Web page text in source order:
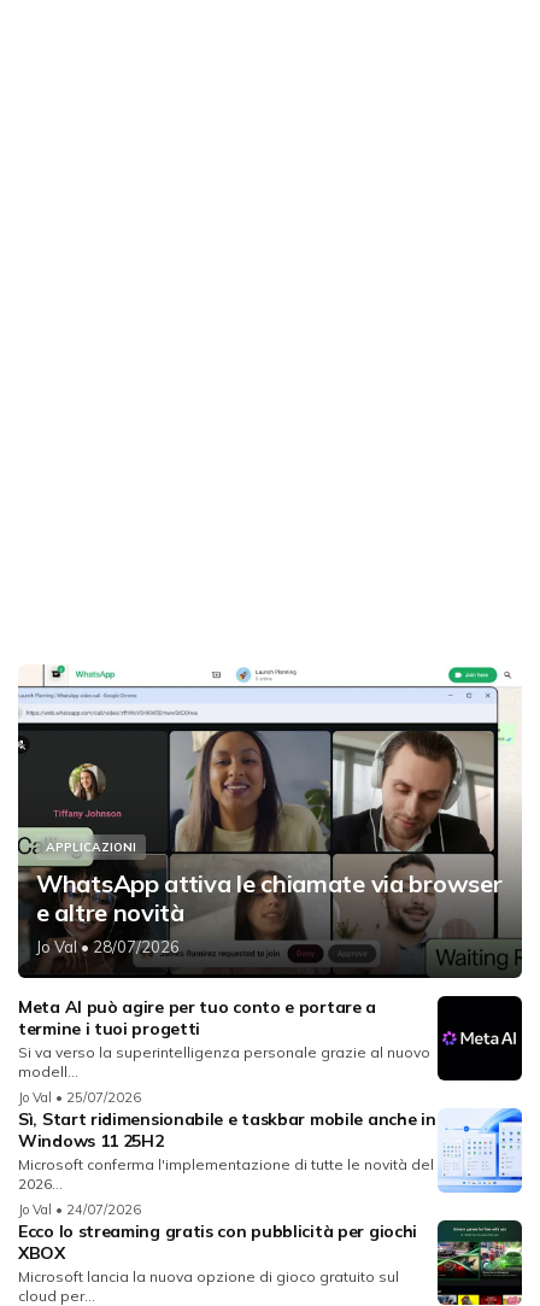
APPLICAZIONI
WhatsApp attiva le chiamate via browser
e altre novità
Jo Val• 28/07/2026
Meta AI può agire per tuo conto e portare a
termine i tuoi progetti
Si va verso la superintelligenza personale grazie al nuovo
modell...
Jo Val • 25/07/2026
Sì, Start ridimensionabile e taskbar mobile anche in
Windows 11 25H2
Microsoft conferma l'implementazione di tutte le novità del
2026...
Jo Val • 24/07/2026
Ecco lo streaming gratis con pubblicità per giochi
XBOX
Microsoft lancia la nuova opzione di gioco gratuito sul
cloud per...